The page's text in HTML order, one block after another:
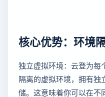
核心优势：环境
独立虚拟环境：云登为每
隔离的虚拟环境，拥有独
储。这意味着你可以在不